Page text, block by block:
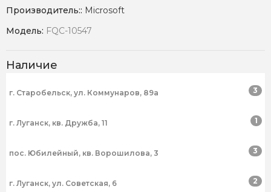
Производитель:: Microsoft
Модель: FQC-10547
Наличие
г. Старобельск, ул. Коммунаров, 89а 3
г. Луганск, кв. Дружба, 11 1
пос. Юбилейный, кв. Ворошилова, 3 3
г. Луганск, ул. Советская, 6 2